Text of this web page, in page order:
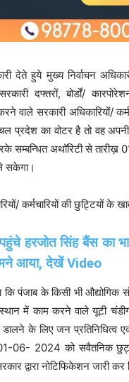
देते हुये मुख्य निर्वाचन
दफ्तरों, बोर्डों/
वाले सरकारी अधिकारियों/
प्रदेश का वोटर है तो वह
सम्बन्धित अथॉरिटी से
सकेगा।
कर्मचारियों की छुट्टियों के
पहुंचे हरजोत सिंह बैंस का
आया, देखें Video
पंजाब के किसी भी औद्योगिक
में काम करने वाले यूटी
डालने के लिए जन प्रतिनिधित्व
06- 2024 को सवैतनिक
द्वारा नोटिफिकेशन जारी कर